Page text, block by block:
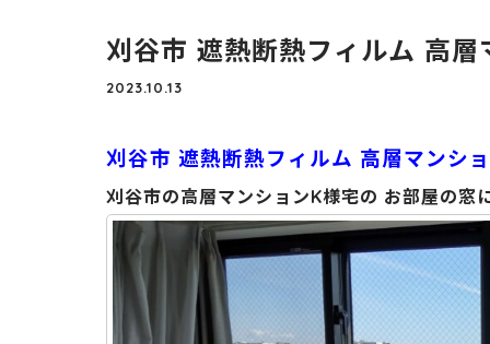
刈谷市 遮熱断熱フィルム 高層
2023.10.13
刈谷市 遮熱断熱フィルム 高層マンシ
刈谷市の高層マンションK様宅の お部屋の